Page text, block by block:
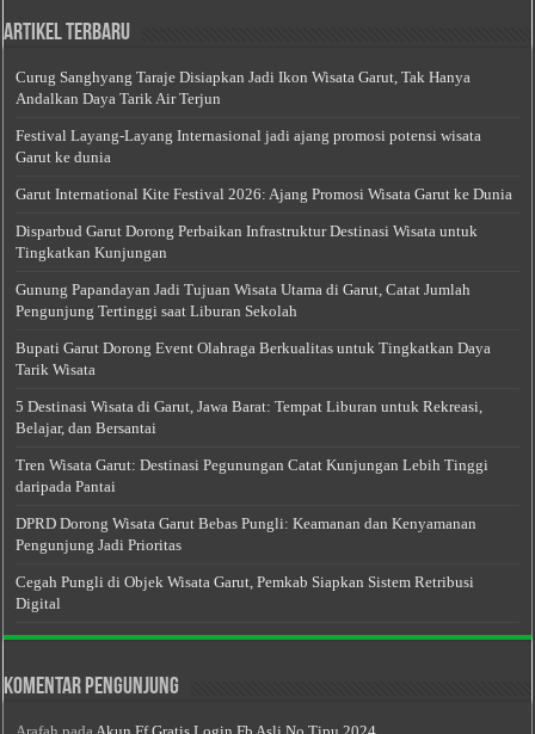
Artikel Terbaru
Curug Sanghyang Taraje Disiapkan Jadi Ikon Wisata Garut, Tak Hanya
Andalkan Daya Tarik Air Terjun
Festival Layang-Layang Internasional jadi ajang promosi potensi wisata
Garut ke dunia
Garut International Kite Festival 2026: Ajang Promosi Wisata Garut ke Dunia
Disparbud Garut Dorong Perbaikan Infrastruktur Destinasi Wisata untuk
Tingkatkan Kunjungan
Gunung Papandayan Jadi Tujuan Wisata Utama di Garut, Catat Jumlah
Pengunjung Tertinggi saat Liburan Sekolah
Bupati Garut Dorong Event Olahraga Berkualitas untuk Tingkatkan Daya
Tarik Wisata
5 Destinasi Wisata di Garut, Jawa Barat: Tempat Liburan untuk Rekreasi,
Belajar, dan Bersantai
Tren Wisata Garut: Destinasi Pegunungan Catat Kunjungan Lebih Tinggi
daripada Pantai
DPRD Dorong Wisata Garut Bebas Pungli: Keamanan dan Kenyamanan
Pengunjung Jadi Prioritas
Cegah Pungli di Objek Wisata Garut, Pemkab Siapkan Sistem Retribusi
Digital
Komentar Pengunjung